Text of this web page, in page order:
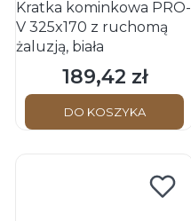
Kratka kominkowa PRO-
V 325x170 z ruchomą
żaluzją, biała
Cena
189,42 zł
DO KOSZYKA